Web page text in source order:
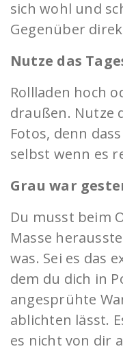
sich wohl und
Gegenüber
Nutze das
Rollladen hoch
draußen. Nutze
Fotos, denn
selbst wenn es
Grau war
Du musst beim
Masse
was. Sei es das
dem du dich in
angesprühte
ablichten lässt.
es nicht von dir